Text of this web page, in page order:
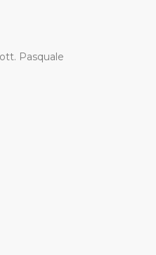
Pasquale